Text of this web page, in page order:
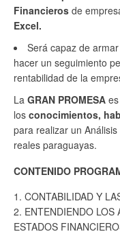
Financieros de
Excel.
Será capaz de
hacer un seguimiento
rentabilidad de la
La GRAN PROMESA
los conocimientos,
para realizar un
reales paraguayas.
CONTENIDO
1. CONTABILIDAD Y
2. ENTENDIENDO LOS
ESTADOS